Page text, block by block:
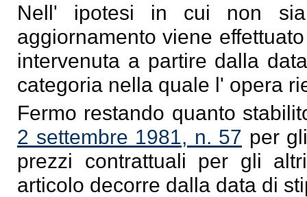
Nell' ipotesi in cui non
aggiornamento viene
intervenuta a partire dalla
categoria nella quale l' opera
Fermo restando quanto
2 settembre 1981, n. 57 per
prezzi contrattuali per gli
articolo decorre dalla data di